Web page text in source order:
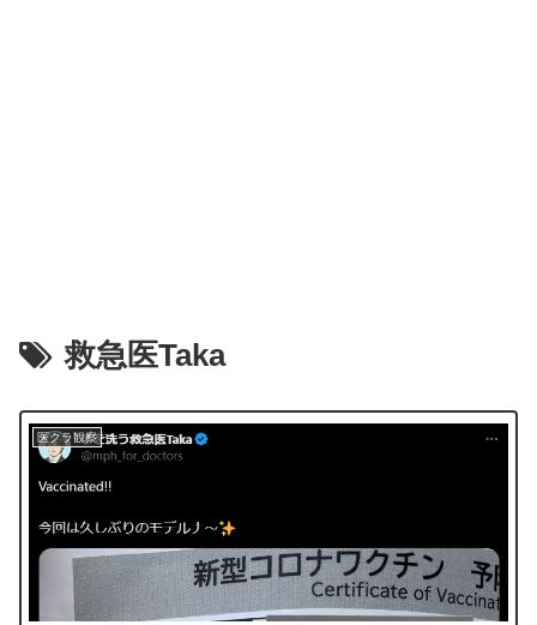
救急医Taka
医クラ観察